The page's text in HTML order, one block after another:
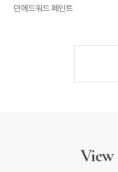
삶은 결코 쉬운 것이 아니었
파고들며 이르고자 했던 꿈
8인의 작가들은 서구의 근
그림이라는 별세계를 통해
나아가 현재의 이미지 환경
던에드워드 페인트